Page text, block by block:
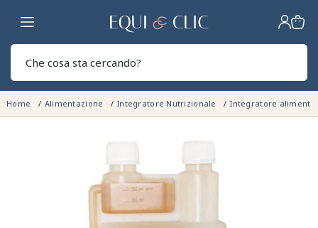
Casa
Home Alimentazione Integratore Nutrizionale Integratore